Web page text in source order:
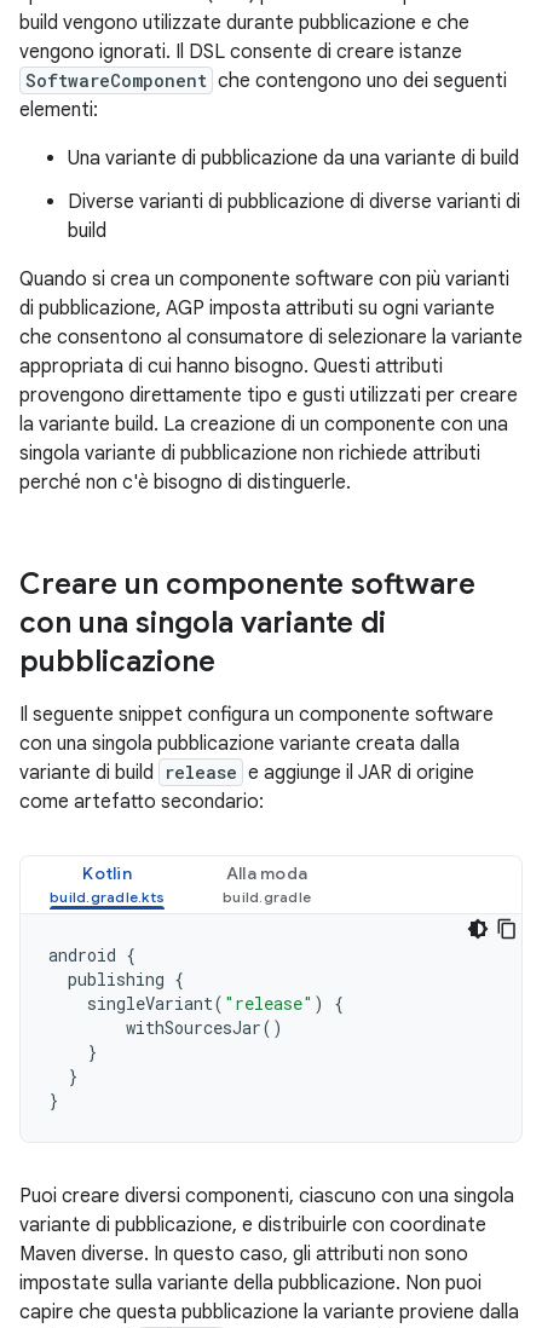
build vengono utilizzate durante pubblicazione e che
vengono ignorati. Il DSL consente di creare istanze
SoftwareComponent che contengono uno dei seguenti
elementi:
Una variante di pubblicazione da una variante di build
Diverse varianti di pubblicazione di diverse varianti di
build
Quando si crea un componente software con più varianti
di pubblicazione, AGP imposta attributi su ogni variante
che consentono al consumatore di selezionare la variante
appropriata di cui hanno bisogno. Questi attributi
provengono direttamente tipo e gusti utilizzati per creare
la variante build. La creazione di un componente con una
singola variante di pubblicazione non richiede attributi
perché non c'è bisogno di distinguerle.
Creare un componente software
con una singola variante di
pubblicazione
Il seguente snippet configura un componente software
con una singola pubblicazione variante creata dalla
variante di build
release e aggiunge il JAR di origine
come artefatto secondario:
Kotlin Alla moda
android {
publishing {
singleVariant( "release" )
{
withSourcesJar()
}
}
}
Puoi creare diversi componenti, ciascuno con una singola
variante di pubblicazione, e distribuirle con coordinate
Maven diverse. In questo caso, gli attributi non sono
impostate sulla variante della pubblicazione. Non puoi
capire che questa pubblicazione la variante proviene dalla